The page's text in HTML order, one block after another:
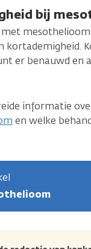
bij
kortademigheid.
er benauwd en
informatie
en welke